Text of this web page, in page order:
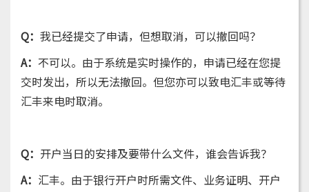
Q： 我已经提交了申请，但想取消，可以撤回吗？
A： 不可以。由于系统是实时操作的，申请已经在您提
交时发出，所以无法撤回。但您亦可以致电汇丰或等待
汇丰来电时取消。
Q： 开户当日的安排及要带什么文件，谁会告诉我？
A： 汇丰。由于银行开户时所需文件、业务证明、开户